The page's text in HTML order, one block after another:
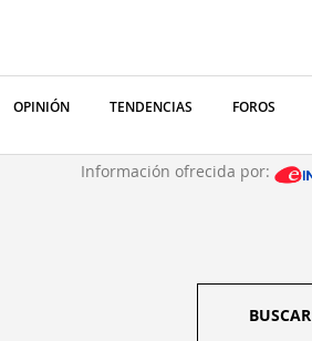
OPINIÓN TENDENCIAS FOROS
Información ofrecida por:
BUSCAR